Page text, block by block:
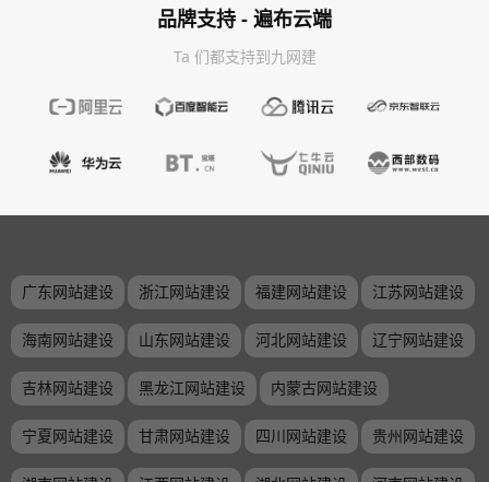
品牌支持 - 遍布云端
Ta 们都支持到九网建
广东网站建设 浙江网站建设 福建网站建设 江苏网站建设
海南网站建设 山东网站建设 河北网站建设 辽宁网站建设
吉林网站建设 黑龙江网站建设 内蒙古网站建设
宁夏网站建设 甘肃网站建设 四川网站建设 贵州网站建设